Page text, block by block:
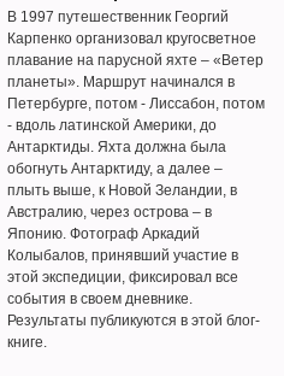
В 1997 путешественник Георгий
Карпенко организовал кругосветное
плавание на парусной яхте – «Ветер
планеты». Маршрут начинался в
Петербурге, потом - Лиссабон, потом
- вдоль латинской Америки, до
Антарктиды. Яхта должна была
обогнуть Антарктиду, а далее –
плыть выше, к Новой Зеландии, в
Австралию, через острова – в
Японию. Фотограф Аркадий
Колыбалов, принявший участие в
этой экспедиции, фиксировал все
события в своем дневнике.
Результаты публикуются в этой блог-
книге.